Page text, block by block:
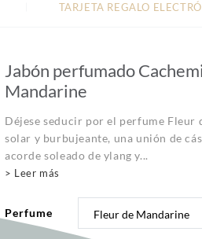
TARJETA REGALO
Jabón perfumado
Mandarine
Déjese seducir por el perfume Fleur
solar y burbujeante, una unión de
acorde soleado de ylang y...
> Leer más
Perfume